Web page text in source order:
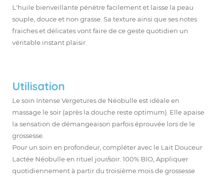
L'huile bienveillante pénètre facilement et laisse la peau
souple, douce et non grasse. Sa texture ainsi que ses notes
fraiches et délicates vont faire de ce geste quotidien un
véritable instant plaisir.
Utilisation
Le soin Intense Vergetures de Néobulle est idéale en
massage le soir (après la douche reste optimum). Elle apaise
la sensation de démangeaison parfois éprouvée lors de le
grossesse.
Pour un soin en profondeur, compléter avec le Lait Douceur
Lactée Néobulle en rituel jour/soir. 100% BIO, Appliquer
quotidiennement à partir du troisième mois de grossesse